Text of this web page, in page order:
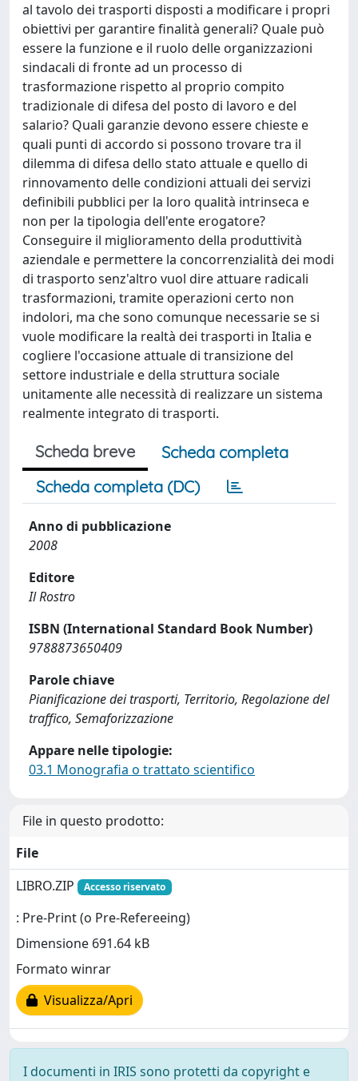
al tavolo dei trasporti disposti a modificare i propri
obiettivi per garantire finalità generali? Quale può
essere la funzione e il ruolo delle organizzazioni
sindacali di fronte ad un processo di
trasformazione rispetto al proprio compito
tradizionale di difesa del posto di lavoro e del
salario? Quali garanzie devono essere chieste e
quali punti di accordo si possono trovare tra il
dilemma di difesa dello stato attuale e quello di
rinnovamento delle condizioni attuali dei servizi
definibili pubblici per la loro qualità intrinseca e
non per la tipologia dell'ente erogatore?
Conseguire il miglioramento della produttività
aziendale e permettere la concorrenzialità dei modi
di trasporto senz'altro vuol dire attuare radicali
trasformazioni, tramite operazioni certo non
indolori, ma che sono comunque necessarie se si
vuole modificare la realtà dei trasporti in Italia e
cogliere l'occasione attuale di transizione del
settore industriale e della struttura sociale
unitamente alle necessità di realizzare un sistema
realmente integrato di trasporti.
Scheda breve
Scheda completa
Scheda completa (DC)
Anno di pubblicazione
2008
Editore
Il Rostro
ISBN (International Standard Book Number)
9788873650409
Parole chiave
Pianificazione dei trasporti, Territorio, Regolazione del
traffico, Semaforizzazione
Appare nelle tipologie:
03.1 Monografia o trattato scientifico
File in questo prodotto:
File
LIBRO.ZIP
Accesso riservato
: Pre-Print (o Pre-Refereeing)
Dimensione 691.64 kB
Formato winrar
Visualizza/Apri
I documenti in IRIS sono protetti da copyright e